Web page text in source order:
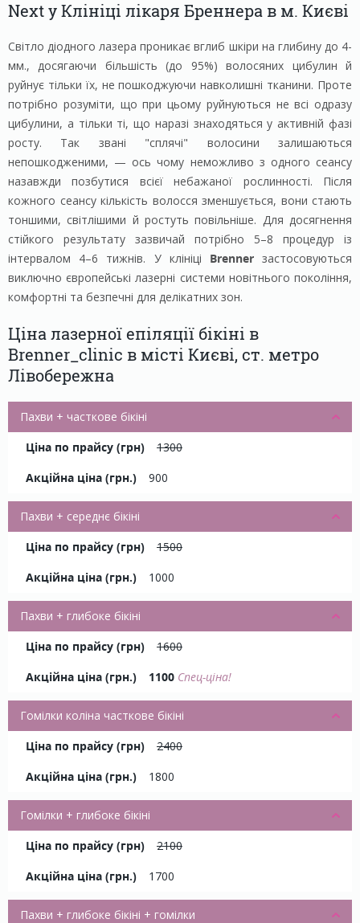
Next у Клініці лікаря Бреннера в м. Києві
Світло діодного лазера проникає вглиб шкіри на глибину до 4-
мм., досягаючи більшість (до 95%) волосяних цибулин й
руйнує тільки їх, не пошкоджуючи навколишні тканини. Проте
потрібно розуміти, що при цьому руйнуються не всі одразу
цибулини, а тільки ті, що наразі знаходяться у активній фазі
росту. Так звані "сплячі" волосини залишаються
непошкодженими, — ось чому неможливо з одного сеансу
назавжди позбутися всієї небажаної рослинності. Після
кожного сеансу кількість волосся зменшується, вони стають
тоншими, світлішими й ростуть повільніше. Для досягнення
стійкого результату зазвичай потрібно 5–8 процедур із
інтервалом 4–6 тижнів. У клініці Brennerзастосовуються
виключно європейські лазерні системи новітнього покоління,
комфортні та безпечні для делікатних зон.
Ціна лазерної епіляції бікіні в
Brenner_clinic в місті Києві, ст. метро
Лівобережна
Пахви + часткове бікіні
1300
900
Пахви + середнє бікіні
1500
1000
Пахви + глибоке бікіні
1600
1100 Спец-ціна!
Гомілки коліна часткове бікіні
2400
1800
Гомілки + глибоке бікіні
2100
1700
Пахви + глибоке бікіні + гомілки